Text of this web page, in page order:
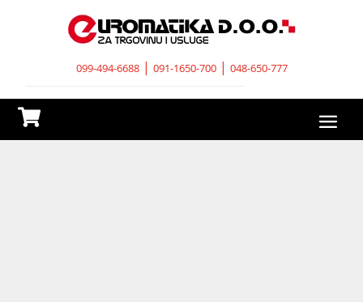
099-494-6688| 091-1650-700| 048-650-777
